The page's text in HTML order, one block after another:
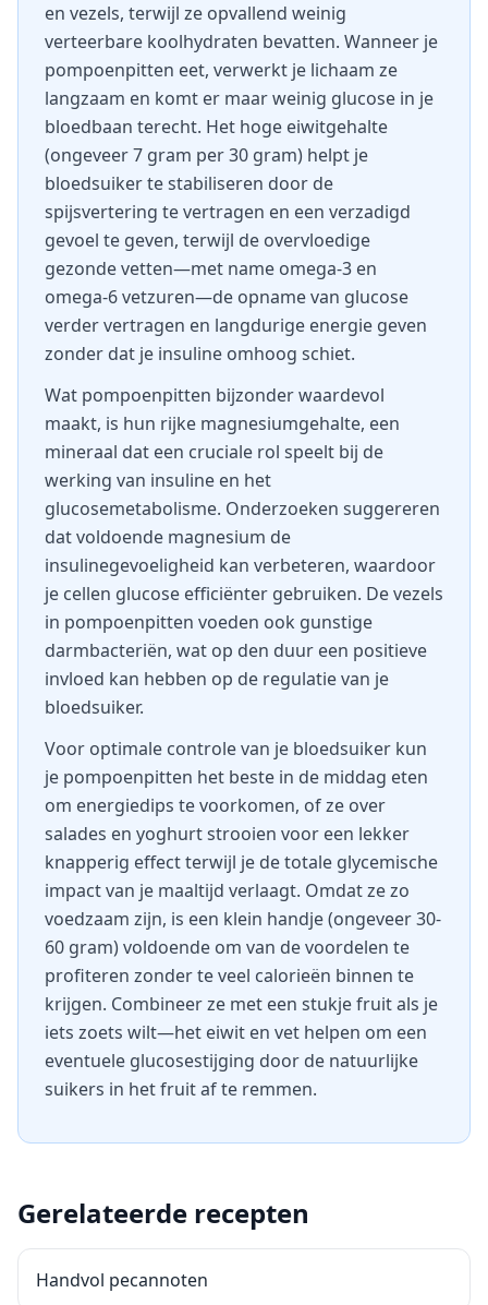
en vezels, terwijl ze opvallend weinig
verteerbare koolhydraten bevatten. Wanneer je
pompoenpitten eet, verwerkt je lichaam ze
langzaam en komt er maar weinig glucose in je
bloedbaan terecht. Het hoge eiwitgehalte
(ongeveer 7 gram per 30 gram) helpt je
bloedsuiker te stabiliseren door de
spijsvertering te vertragen en een verzadigd
gevoel te geven, terwijl de overvloedige
gezonde vetten—met name omega-3 en
omega-6 vetzuren—de opname van glucose
verder vertragen en langdurige energie geven
zonder dat je insuline omhoog schiet.
Wat pompoenpitten bijzonder waardevol
maakt, is hun rijke magnesiumgehalte, een
mineraal dat een cruciale rol speelt bij de
werking van insuline en het
glucosemetabolisme. Onderzoeken suggereren
dat voldoende magnesium de
insulinegevoeligheid kan verbeteren, waardoor
je cellen glucose efficiënter gebruiken. De vezels
in pompoenpitten voeden ook gunstige
darmbacteriën, wat op den duur een positieve
invloed kan hebben op de regulatie van je
bloedsuiker.
Voor optimale controle van je bloedsuiker kun
je pompoenpitten het beste in de middag eten
om energiedips te voorkomen, of ze over
salades en yoghurt strooien voor een lekker
knapperig effect terwijl je de totale glycemische
impact van je maaltijd verlaagt. Omdat ze zo
voedzaam zijn, is een klein handje (ongeveer 30-
60 gram) voldoende om van de voordelen te
profiteren zonder te veel calorieën binnen te
krijgen. Combineer ze met een stukje fruit als je
iets zoets wilt—het eiwit en vet helpen om een
eventuele glucosestijging door de natuurlijke
suikers in het fruit af te remmen.
Gerelateerde recepten
Handvol pecannoten